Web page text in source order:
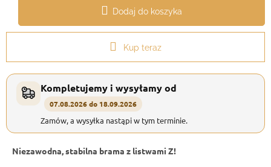
Dodaj do koszyka
Kup teraz
Kompletujemy i wysyłamy od
07.08.2026 do 18.09.2026
Zamów, a wysyłka nastąpi w tym terminie.
Niezawodna, stabilna brama z listwami Z!